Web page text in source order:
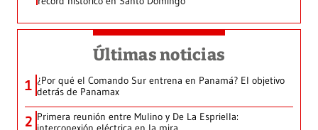
Últimas noticias
1 ¿Por qué el Comando Sur entrena en Panamá? El objetivo
detrás de Panamax
2 Primera reunión entre Mulino y De La Espriella: